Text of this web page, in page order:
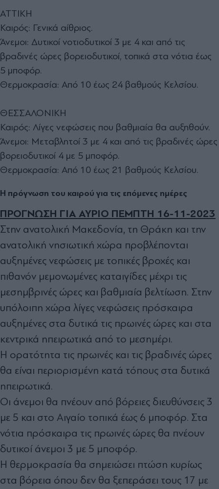
ΑΤΤΙΚΗ
Καιρός: Γενικά αίθριος.
Άνεμοι: Δυτικοί νοτιοδυτικοί 3 με 4 και από τις
βραδινές ώρες βορειοδυτικοί, τοπικά στα νότια έως
5 μποφόρ.
Θερμοκρασία: Από 10 έως 24 βαθμούς Κελσίου.
ΘΕΣΣΑΛΟΝΙΚΗ
Καιρός: Λίγες νεφώσεις που βαθμιαία θα αυξηθούν.
Άνεμοι: Μεταβλητοί 3 με 4 και από τις βραδινές ώρες
βορειοδυτικοί 4 με 5 μποφόρ.
Θερμοκρασία: Από 10 έως 21 βαθμούς Κελσίου.
Η πρόγνωση του καιρού για τις επόμενες ημέρες
ΠΡΟΓΝΩΣΗ ΓΙΑ ΑΥΡΙΟ ΠΕΜΠΤΗ 16-11-2023
Στην ανατολική Μακεδονία, τη Θράκη και την
ανατολική νησιωτική χώρα προβλέπονται
αυξημένες νεφώσεις με τοπικές βροχές και
πιθανόν μεμονωμένες καταιγίδες μέχρι τις
μεσημβρινές ώρες και βαθμιαία βελτίωση. Στην
υπόλοιπη χώρα λίγες νεφώσεις πρόσκαιρα
αυξημένες στα δυτικά τις πρωινές ώρες και στα
κεντρικά ηπειρωτικά από το μεσημέρι.
Η ορατότητα τις πρωινές και τις βραδινές ώρες
θα είναι περιορισμένη κατά τόπους στα δυτικά
ηπειρωτικά.
Οι άνεμοι θα πνέουν από βόρειες διευθύνσεις 3
με 5 και στο Αιγαίο τοπικά έως 6 μποφόρ. Στα
νότια πρόσκαιρα τις πρωινές ώρες θα πνέουν
δυτικοί άνεμοι 3 με 5 μποφόρ.
Η θερμοκρασία θα σημειώσει πτώση κυρίως
στα βόρεια όπου δεν θα ξεπεράσει τους 17 με